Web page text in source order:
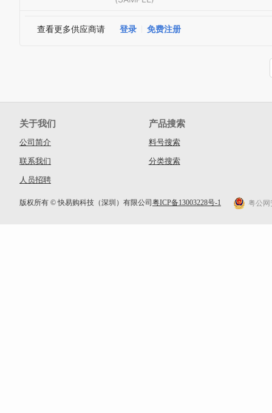
查看更多供应商请 登录 免费注册
关于我们
公司简介
联系我们
人员招聘
产品搜索
料号搜索
分类搜索
版权所有 © 快易购科技（深圳）有限公司 粤ICP备13003228号-1 粤公网